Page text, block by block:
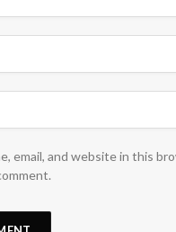
email, and website in this